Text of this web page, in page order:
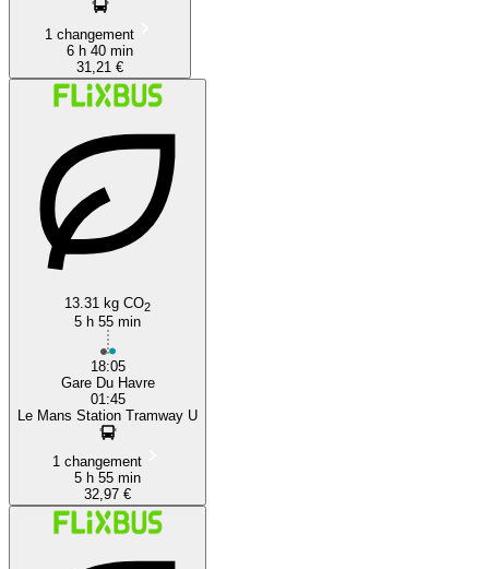
1 changement
6 h 40 min
31,21 €
13.31 kg CO2
5 h 55 min
18:05
Gare Du Havre
01:45
Le Mans Station Tramway U
1 changement
5 h 55 min
32,97 €